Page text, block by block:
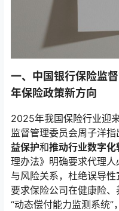
一、中国银行保险监
年保险政策新方向
2025年我国保险行业迎
监督管理委员会周子洋
益保护和推动行业数字化
理办法》明确要求代理
与风险关系，杜绝误导
要求保险公司在健康险
“动态偿付能力监测系统